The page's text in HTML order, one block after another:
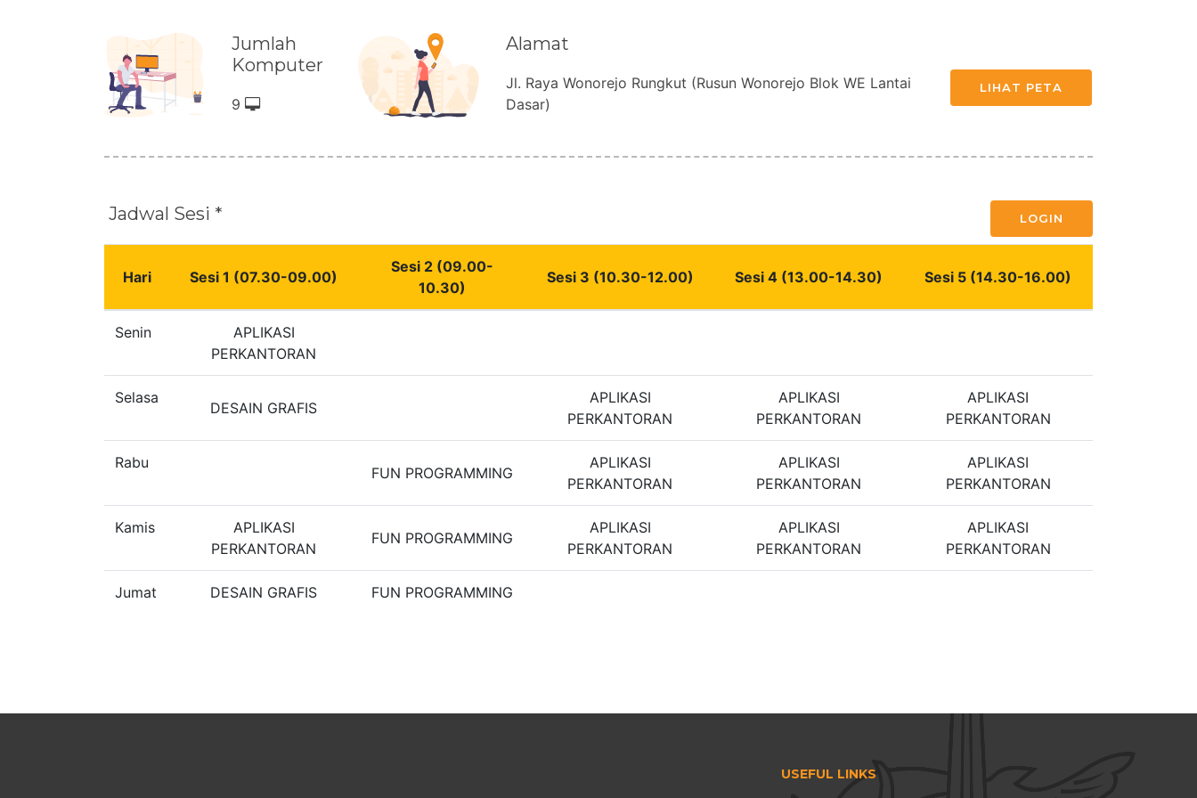
Jumlah
Komputer
9
Alamat
Jl. Raya Wonorejo Rungkut (Rusun Wonorejo Blok WE Lantai
Dasar)
LIHAT PETA
Jadwal Sesi * LOGIN
Hari Sesi 1 (07.30-09.00)
Sesi 2 (09.00-
10.30)
Sesi 3 (10.30-12.00) Sesi 4 (13.00-14.30) Sesi 5 (14.30-16.00)
Senin
APLIKASI
PERKANTORAN
Selasa
DESAIN GRAFIS
APLIKASI
PERKANTORAN
APLIKASI
PERKANTORAN
APLIKASI
PERKANTORAN
Rabu
FUN PROGRAMMING
APLIKASI
PERKANTORAN
APLIKASI
PERKANTORAN
APLIKASI
PERKANTORAN
Kamis
APLIKASI
PERKANTORAN
FUN PROGRAMMING
APLIKASI
PERKANTORAN
APLIKASI
PERKANTORAN
APLIKASI
PERKANTORAN
Jumat DESAIN GRAFIS FUN PROGRAMMING
USEFUL LINKS